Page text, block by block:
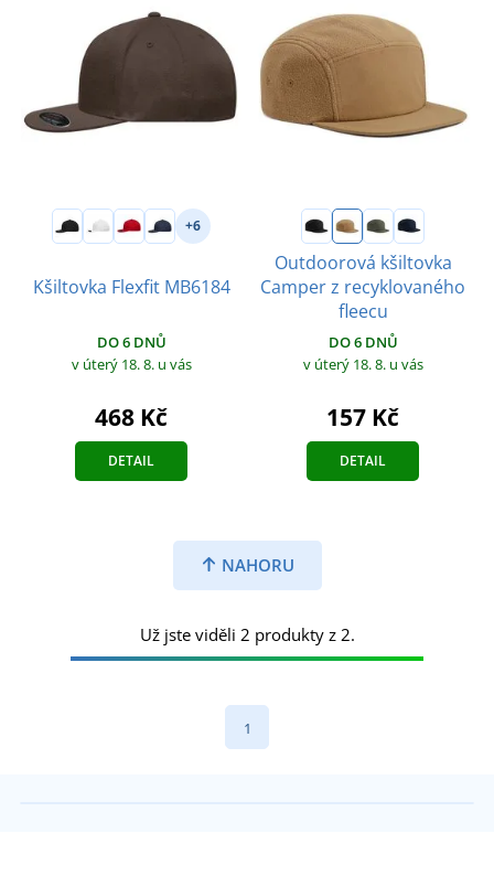
+6
Kšiltovka Flexfit MB6184
DO 6 DNŮ
v úterý 18. 8. u vás
468 Kč
DETAIL
Outdoorová kšiltovka
Camper z recyklovaného
fleecu
DO 6 DNŮ
v úterý 18. 8. u vás
157 Kč
DETAIL
NAHORU
Už jste viděli 2 produkty z 2.
1